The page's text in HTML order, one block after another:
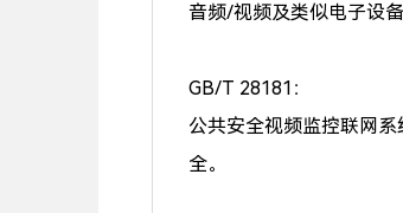
音频/视频及类似电子设
GB/T 28181：
公共安全视频监控联网
全。